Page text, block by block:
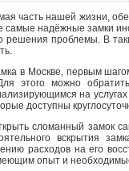
часть нашей жизни,
надёжные замки
решения проблемы. В
в Москве, первым
этого можно
на
доступны
сломанный замок
вскрытия
расходов на его
опыт и